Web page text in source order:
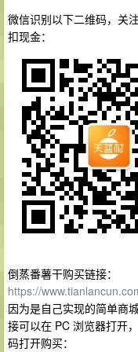
微信识别以下二维码，关
扣现金：
倒蒸番薯干购买链接：
https://
因为是自己实现的简单商
接可以在 PC 浏览器打开
码打开购买：